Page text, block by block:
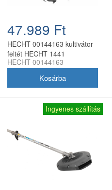
47.989 Ft
HECHT 00144163 kultivátor
feltét HECHT 1441
akkumulátoros géphez
HECHT 00144163
Ingyenes szállítás